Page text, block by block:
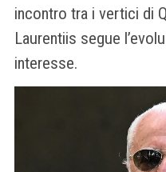
incontro tra i vertici di
Laurentiis segue
interesse.